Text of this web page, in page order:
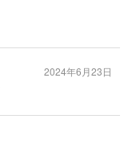
2024年6月23日